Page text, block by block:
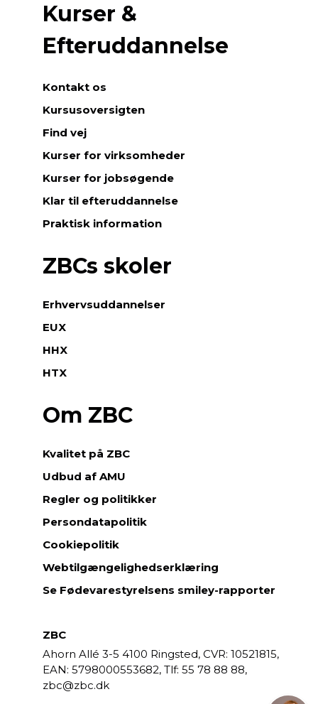
Kurser &
Efteruddannelse
Kontakt os
Kursusoversigten
Find vej
Kurser for virksomheder
Kurser for jobsøgende
Klar til efteruddannelse
Praktisk information
ZBCs skoler
Erhvervsuddannelser
EUX
HHX
HTX
Om ZBC
Kvalitet på ZBC
Udbud af AMU
Regler og politikker
Persondatapolitik
Cookiepolitik
Webtilgængelighedserklæring
Se Fødevarestyrelsens smiley-rapporter
ZBC
Ahorn Allé 3-5 4100 Ringsted, CVR: 10521815,
EAN: 5798000553682,
55 78 88 88,
zbc@zbc.dk